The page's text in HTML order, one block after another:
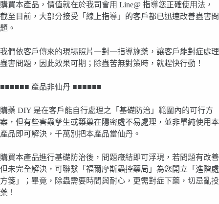
購買本產品，價值就在於我司會用 Line@ 指導您正確使用法，
截至目前，大部分接受「線上指導」的客戶都已迅速改善蟲害問
題。
我們依客戶傳來的現場照片一對一指導施藥，讓客戶能對症處理
蟲害問題，因此效果可期；除蟲苦無對策時，就趕快行動！
■■■■■■ 產品非仙丹 ■■■■■■
購藥 DIY 是在客戶能自行處理之「基礎防治」範圍內的可行方
案，但有些害蟲孳生或築巢在隱密處不易處理，並非單純使用本
產品即可解決，千萬別把本產品當仙丹。
購買本產品進行基礎防治後，問題癥結即可浮現，若問題有改善
但未完全解決，可聯繫「福爾摩斯蟲控藥局」為您開立「進階處
方箋」；畢竟，除蟲需要時間與耐心，更需對症下藥，切忌亂投
藥！